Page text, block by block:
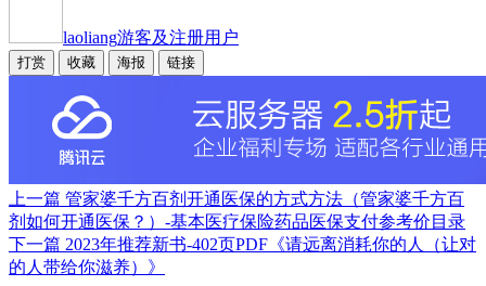
laoliang游客及注册用户
打赏 收藏 海报 链接
上一篇 管家婆千方百剂开通医保的方式方法（管家婆千方百
剂如何开通医保？）-基本医疗保险药品医保支付参考价目录
下一篇 2023年推荐新书-402页PDF《请远离消耗你的人（让对
的人带给你滋养）》